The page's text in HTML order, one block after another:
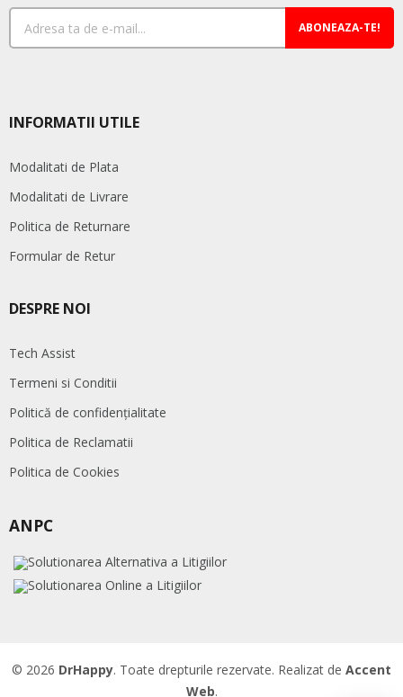
ABONEAZA-TE!
INFORMATII UTILE
Modalitati de Plata
Modalitati de Livrare
Politica de Returnare
Formular de Retur
DESPRE NOI
Tech Assist
Termeni si Conditii
Politică de confidențialitate
Politica de Reclamatii
Politica de Cookies
ANPC
© 2026 DrHappy. Toate drepturile rezervate. Realizat de Accent
Web.